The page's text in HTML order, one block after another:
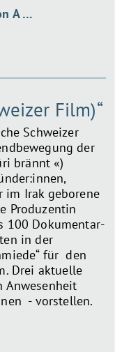
A …
Film)“
Schweizer
der
brännt «)
im Irak geborene
Produzentin
100 Dokumentar-
in der
für den
Drei aktuelle
Anwesenheit
- vorstellen.